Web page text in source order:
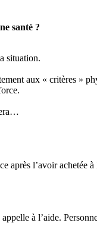
santé ?
situation.
aux « critères »
après l’avoir achetée
à l’aide.